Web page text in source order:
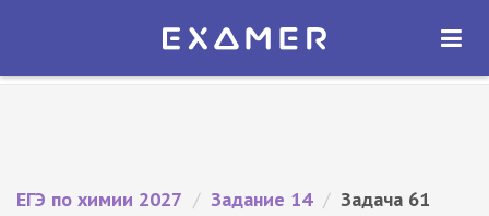
Экзамер — ЕГЭ 2027
ОТКРЫТЬ
ЕГЭ по химии 2027 / Задание 14 / Задача 61